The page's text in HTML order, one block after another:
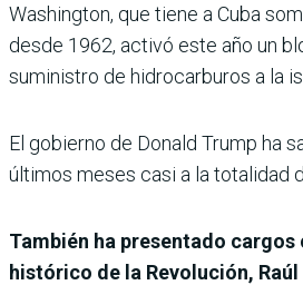
Washington, que tiene a Cuba
desde 1962, activó este año un
suministro de hidrocarburos a la
El gobierno de Donald Trump ha
últimos meses casi a la totalidad
También ha presentado
histórico de la Revolución,